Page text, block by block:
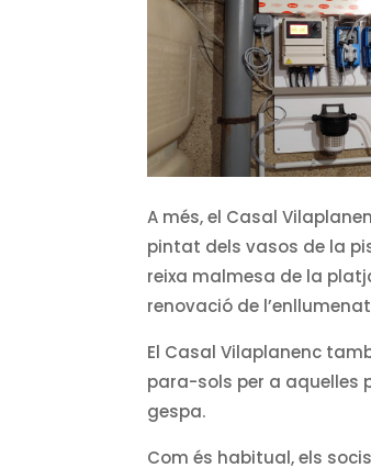
A més, el Casal
pintat dels vasos de la
reixa malmesa de la
renovació de
El Casal Vilaplanenc
para-sols per a aquelles
gespa.
Com és habitual, els